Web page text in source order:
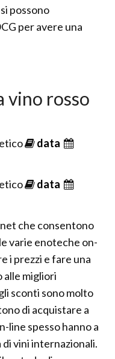
possono
per avere una
vino rosso
data
data
che consentono
varie enoteche on-
i prezzi e fare una
alle migliori
sconti sono molto
di acquistare a
line spesso hanno a
vini internazionali.